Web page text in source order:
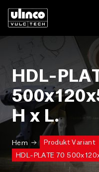
HDL-
H x L.
Hem
Produkt Variant
HDL-PLATE 70